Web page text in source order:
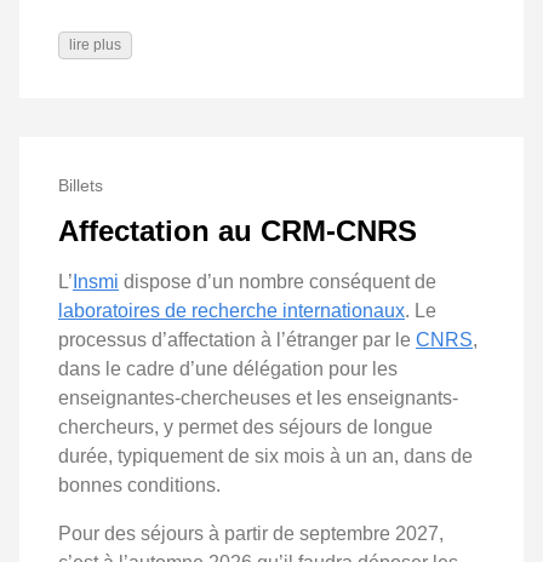
lire plus
Billets
Affectation au CRM-CNRS
L’ Insmi dispose d’un nombre conséquent de
laboratoires de recherche internationaux. Le
processus d’affectation à l’étranger par le CNRS,
dans le cadre d’une délégation pour les
enseignantes-chercheuses et les enseignants-
chercheurs, y permet des séjours de longue
durée, typiquement de six mois à un an, dans de
bonnes conditions.
Pour des séjours à partir de septembre 2027,